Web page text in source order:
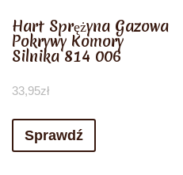
Hart Sprężyna Gazowa
Pokrywy Komory
Silnika 814 006
33,95zł
Sprawdź